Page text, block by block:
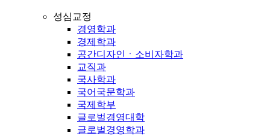
성심교정
경영학과
경제학과
공간디자인ㆍ소비자학과
교직과
국사학과
국어국문학과
국제학부
글로벌경영대학
글로벌경영학과